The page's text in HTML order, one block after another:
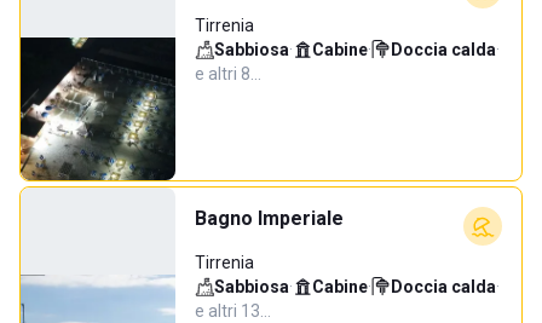
Tirrenia
Sabbiosa· Cabine· Doccia calda·
e altri 8…
Bagno Imperiale
Tirrenia
Sabbiosa· Cabine· Doccia calda·
e altri 13…